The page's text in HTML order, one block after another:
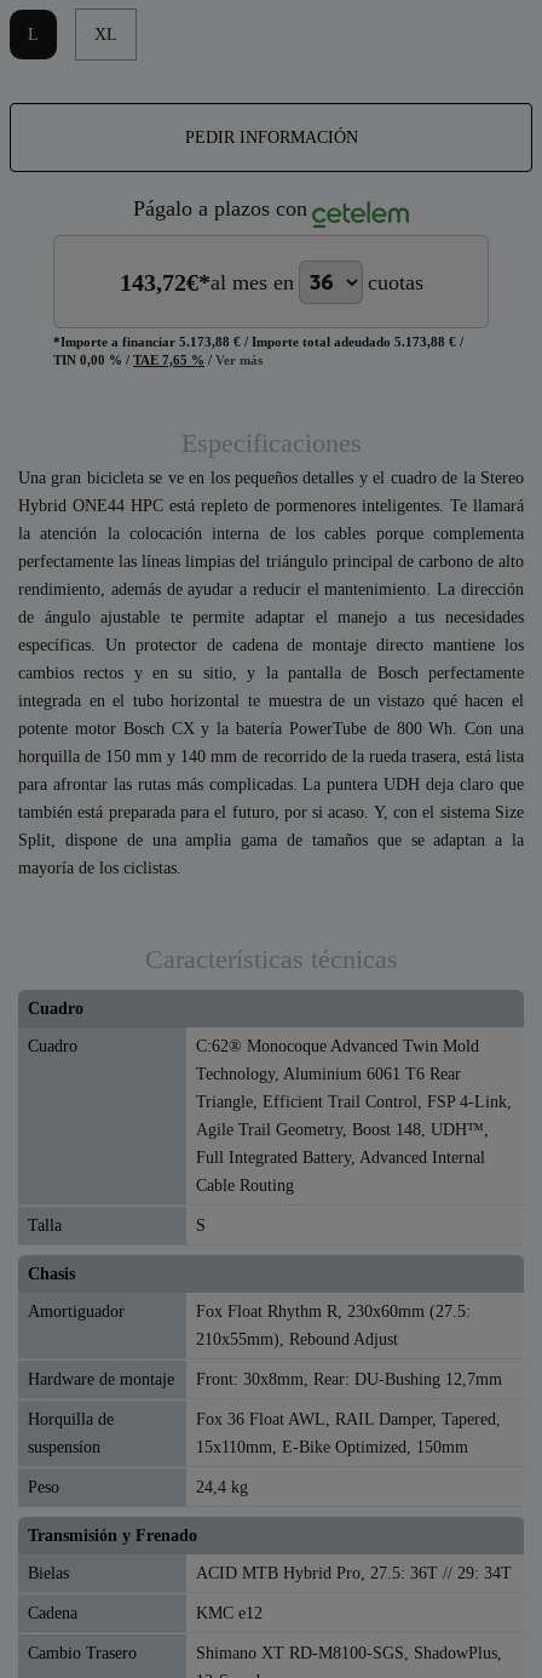
L XL
PEDIR INFORMACIÓN
Págalo a plazos con
143,72€*al mes en cuotas
*Importe a financiar 5.173,88 € / Importe total adeudado 5.173,88 € /
TIN 0,00 % / TAE 7,65 % / Ver más
Especificaciones
Una gran bicicleta se ve en los pequeños detalles y el cuadro de la Stereo
Hybrid ONE44 HPC está repleto de pormenores inteligentes. Te llamará
la atención la colocación interna de los cables porque complementa
perfectamente las líneas limpias del triángulo principal de carbono de alto
rendimiento, además de ayudar a reducir el mantenimiento. La dirección
de ángulo ajustable te permite adaptar el manejo a tus necesidades
específicas. Un protector de cadena de montaje directo mantiene los
cambios rectos y en su sitio, y la pantalla de Bosch perfectamente
integrada en el tubo horizontal te muestra de un vistazo qué hacen el
potente motor Bosch CX y la batería PowerTube de 800 Wh. Con una
horquilla de 150 mm y 140 mm de recorrido de la rueda trasera, está lista
para afrontar las rutas más complicadas. La puntera UDH deja claro que
también está preparada para el futuro, por si acaso. Y, con el sistema Size
Split, dispone de una amplia gama de tamaños que se adaptan a la
mayoría de los ciclistas.
Características técnicas
Cuadro
Cuadro
C:62® Monocoque Advanced Twin Mold
Technology, Aluminium 6061 T6 Rear
Triangle, Efficient Trail Control, FSP 4-Link,
Agile Trail Geometry, Boost 148, UDH™,
Full Integrated Battery, Advanced Internal
Cable Routing
Talla S
Chasis
Amortiguador
Fox Float Rhythm R, 230x60mm (27.5:
210x55mm), Rebound Adjust
Hardware de montaje Front: 30x8mm, Rear: DU-Bushing 12,7mm
Horquilla de
suspensíon
Fox 36 Float AWL, RAIL Damper, Tapered,
15x110mm, E-Bike Optimized, 150mm
Peso 24,4 kg
Transmisión y Frenado
Bielas
ACID MTB Hybrid Pro, 27.5: 36T // 29: 34T
Cadena KMC e12
Cambio Trasero
Shimano XT RD-M8100-SGS, ShadowPlus,